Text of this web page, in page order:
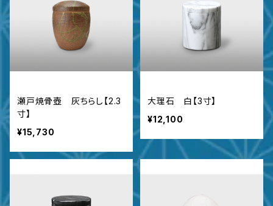
瀬戸焼骨壺 灰ちらし【2.3
寸】
¥15,730
大理石 白【3寸】
¥12,100